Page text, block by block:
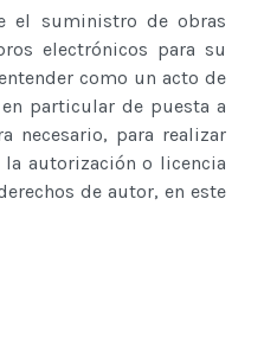
el suministro de obras
electrónicos para su
como un acto de
particular de puesta a
necesario, para realizar
autorización o licencia
de autor, en este